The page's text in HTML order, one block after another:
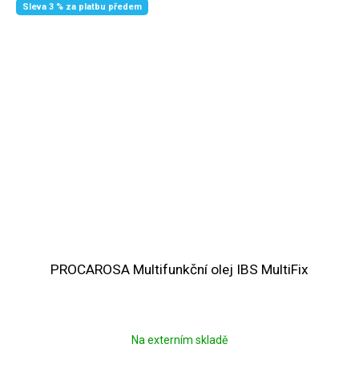
Sleva 3 % za platbu předem
PROCAROSA Multifunkční olej IBS MultiFix
Na externím skladě